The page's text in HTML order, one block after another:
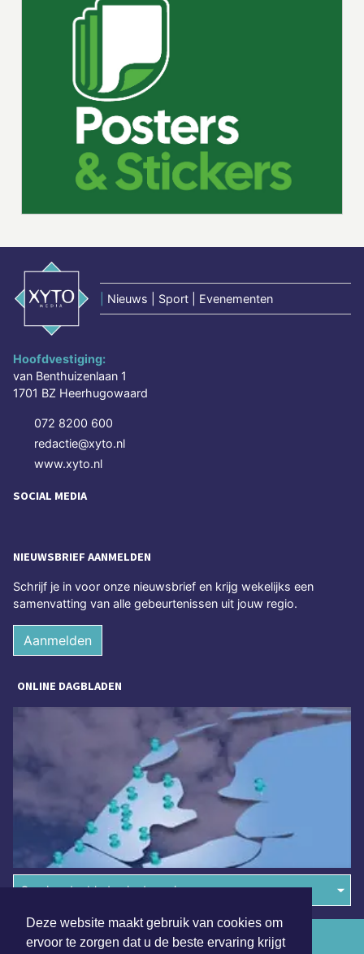
Deze website maakt gebruik van cookies om
ervoor te zorgen dat u de beste ervaring krijgt
Nieuws | Sport | Evenementen
Hoofdvestiging:
van Benthuizenlaan 1
1701 BZ Heerhugowaard
072 8200 600
redactie@xyto.nl
www.xyto.nl
SOCIAL MEDIA
NIEUWSBRIEF AANMELDEN
Schrijf je in voor onze nieuwsbrief en krijg wekelijks een
samenvatting van alle gebeurtenissen uit jouw regio.
Aanmelden
ONLINE DAGBLADEN
Overige dagbladen in de regio
Algemene voorwaarden